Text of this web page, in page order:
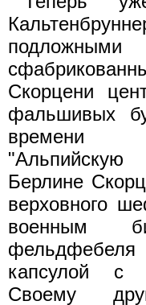
Скорцени
фальшивых
времени
Берлине
верховного
военным
фельдфебеля
капсулой с
Своему